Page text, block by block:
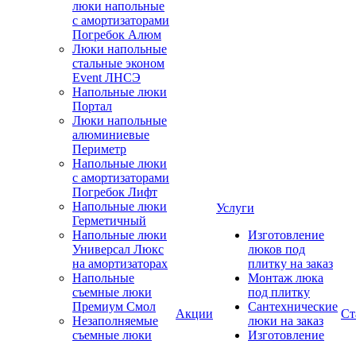
люки напольные
с амортизаторами
Погребок Алюм
Люки напольные
стальные эконом
Event ЛНСЭ
Напольные люки
Портал
Люки напольные
алюминиевые
Периметр
Напольные люки
с амортизаторами
Погребок Лифт
Напольные люки
Герметичный
Напольные люки
Универсал Люкс
на амортизаторах
Напольные
съемные люки
Премиум Смол
Незаполняемые
съемные люки
Акции
Услуги
Изготовление
люков под
плитку на заказ
Монтаж люка
под плитку
Сантехнические
люки на заказ
Изготовление